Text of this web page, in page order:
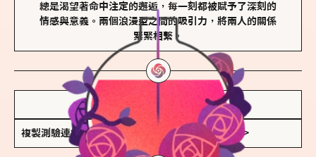
總是渴望著命中注定的邂逅，每一刻都被賦予了深刻的
情感與意義。兩個浪漫型之間的吸引力，將兩人的關係
緊緊相繫。
儲存我的結果圖
複製測驗連結 查看香氛類型全解析 >>>